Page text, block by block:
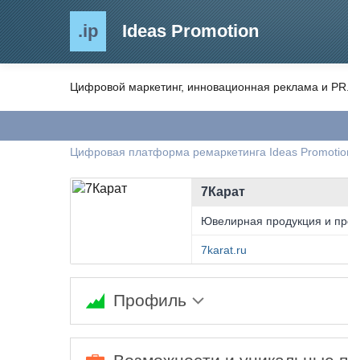
.ip Ideas Promotion
Цифровой маркетинг, инновационная реклама и
Цифровая платформа ремаркетинга Ideas
7Карат
Ювелирная продукция и
7karat.ru
Профиль